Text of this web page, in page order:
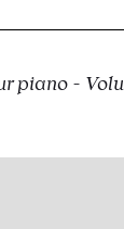
piano -